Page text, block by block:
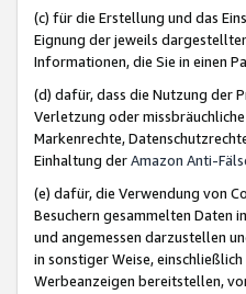
(c) für die Erstellung und das
Eignung der jeweils
Informationen, die Sie in einen
(d) dafür, dass die Nutzung der
Verletzung oder
Markenrechte,
Einhaltung derAmazon Anti-
(e) dafür, die Verwendung von
Besuchern gesammelten Daten
und angemessen darzustellen
in sonstiger Weise,
Werbeanzeigen bereitstellen,